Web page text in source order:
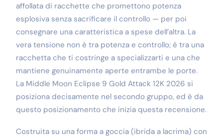
affollata di racchette che promettono potenza
esplosiva senza sacrificare il controllo — per poi
consegnare una caratteristica a spese dell’altra. La
vera tensione non è tra potenza e controllo; è tra una
racchetta che ti costringe a specializzarti e una che
mantiene genuinamente aperte entrambe le porte.
La Middle Moon Eclipse 9 Gold Attack 12K 2026 si
posiziona decisamente nel secondo gruppo, ed è da
questo posizionamento che inizia questa recensione.
Costruita su una forma a goccia (ibrida a lacrima) con